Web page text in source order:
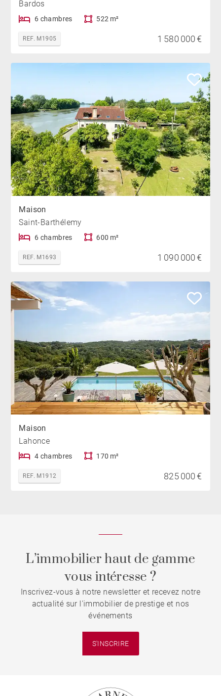
Bardos
6 chambres 522 m²
REF. M1905 1 580 000 €
Maison
Saint-Barthélemy
6 chambres 600 m²
REF. M1693 1 090 000 €
Maison
Lahonce
4 chambres 170 m²
REF. M1912 825 000 €
L’immobilier haut de gamme
vous intéresse ?
Inscrivez-vous à notre newsletter et recevez notre
actualité sur l'immobilier de prestige et nos
événements
S'INSCRIRE